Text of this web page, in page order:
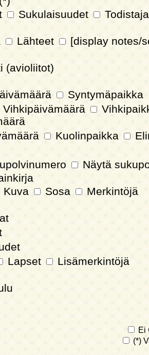
Sukulaisuudet
Lähteet
[display notes/
(avioliitot)
Syntymäpaikka
Vihkipäivämäärä
Kuolinpaikka
Näytä
Kuva Sosa
Merkintöjä
Lapset
Lisämerkintöjä
Ei
(*)